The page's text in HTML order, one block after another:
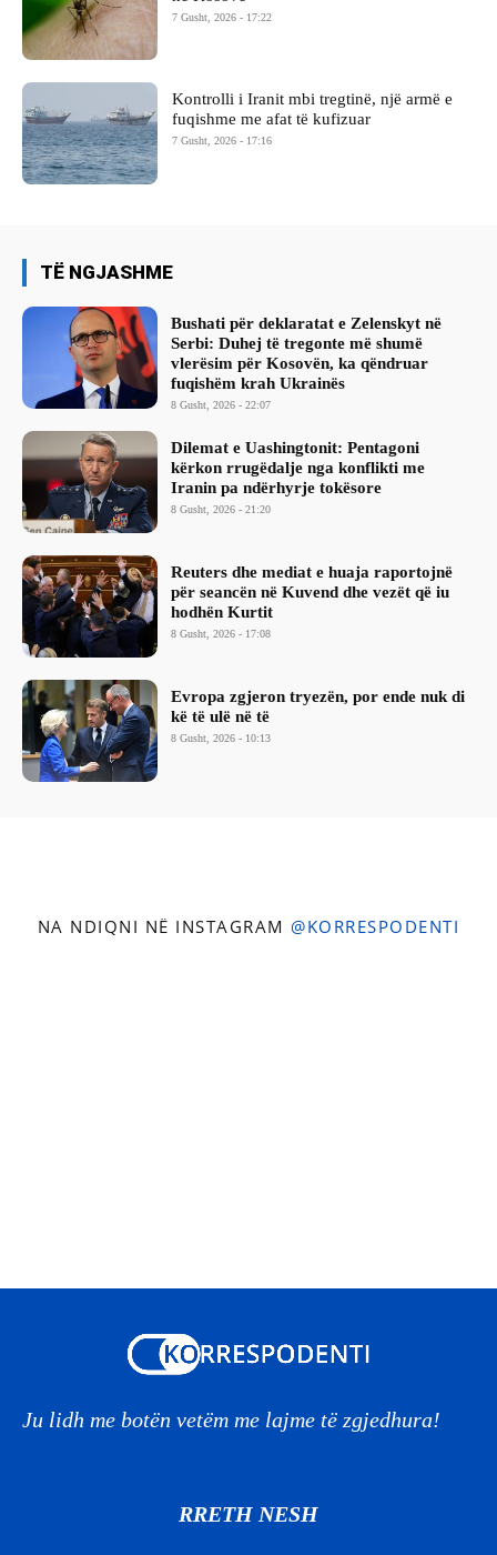
7 Gusht, 2026 - 17:22
Kontrolli i Iranit mbi tregtinë, një armë e
fuqishme me afat të kufizuar
7 Gusht, 2026 - 17:16
TË NGJASHME
Bushati për deklaratat e Zelenskyt në
Serbi: Duhej të tregonte më shumë
vlerësim për Kosovën, ka qëndruar
fuqishëm krah Ukrainës
8 Gusht, 2026 - 22:07
Dilemat e Uashingtonit: Pentagoni
kërkon rrugëdalje nga konflikti me
Iranin pa ndërhyrje tokësore
8 Gusht, 2026 - 21:20
Reuters dhe mediat e huaja raportojnë
për seancën në Kuvend dhe vezët që iu
hodhën Kurtit
8 Gusht, 2026 - 17:08
Evropa zgjeron tryezën, por ende nuk di
kë të ulë në të
8 Gusht, 2026 - 10:13
NA NDIQNI NË INSTAGRAM @KORRESPODENTI
Ju lidh me botën vetëm me lajme të zgjedhura!
RRETH NESH